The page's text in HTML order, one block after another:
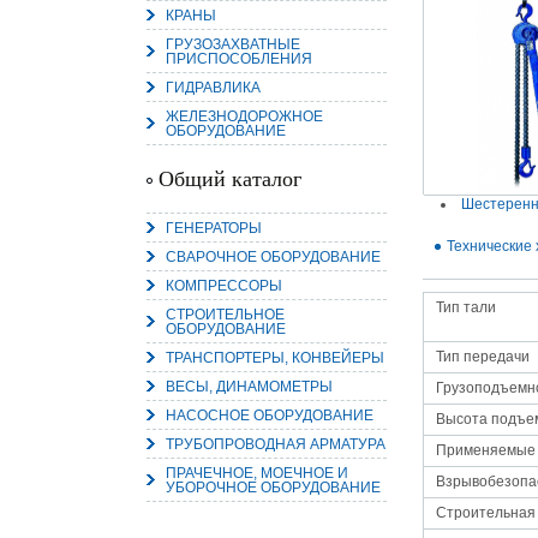
КРАНЫ
ГРУЗОЗАХВАТНЫЕ
ПРИСПОСОБЛЕНИЯ
ГИДРАВЛИКА
ЖЕЛЕЗНОДОРОЖНОЕ
ОБОРУДОВАНИЕ
Общий каталог
ГЕНЕРАТОРЫ
СВАРОЧНОЕ ОБОРУДОВАНИЕ
КОМПРЕССОРЫ
СТРОИТЕЛЬНОЕ
ОБОРУДОВАНИЕ
ТРАНСПОРТЕРЫ, КОНВЕЙЕРЫ
ВЕСЫ, ДИНАМОМЕТРЫ
НАСОСНОЕ ОБОРУДОВАНИЕ
ТРУБОПРОВОДНАЯ АРМАТУРА
ПРАЧЕЧНОЕ, МОЕЧНОЕ И
УБОРОЧНОЕ ОБОРУДОВАНИЕ
Технические
Тип тали
Тип передачи
Высота
Применяемые